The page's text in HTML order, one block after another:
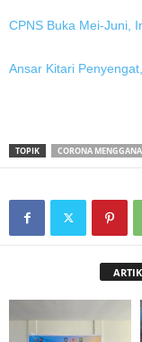
CPNS Buka Mei-Juni,
Ansar Kitari
TOPIK CORONA